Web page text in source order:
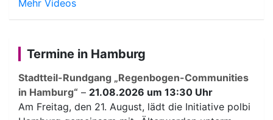
Mehr Videos
Termine in Hamburg
Stadtteil-Rundgang „Regenbogen-Communities
in Hamburg“ – 21.08.2026 um 13:30 Uhr
Am Freitag, den 21. August, lädt die Initiative polbi